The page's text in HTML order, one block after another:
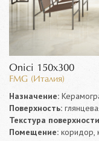
Onici 150x300
FMG (Италия)
Назначение:
Поверхность:
Текстура
Помещение: коридор,